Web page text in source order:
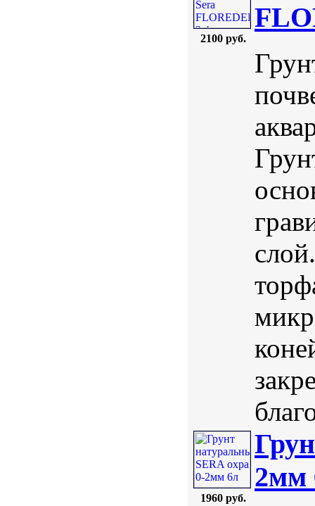
2100 руб.
1960 руб.
2мм